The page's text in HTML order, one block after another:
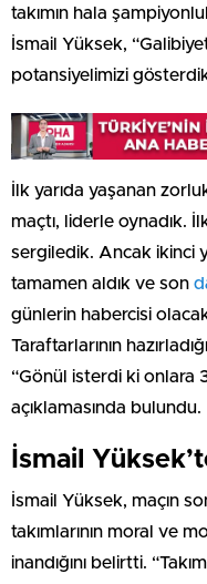
takımın hala
İsmail Yüksek,
potansiyelimizi
İlk yarıda yaşanan
maçtı, liderle oynadık.
sergiledik. Ancak ikinci
tamamen aldık ve son
günlerin habercisi
Taraftarlarının
“Gönül isterdi ki onlara
açıklamasında bulundu.
İsmail
İsmail Yüksek, maçın
takımlarının moral ve
inandığını belirtti.